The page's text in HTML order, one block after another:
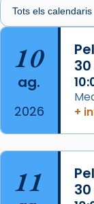
🔗
📸 J. Merino
Photo
View on Facebook
de
Aquest
missa
10
ag.
2026
+
11